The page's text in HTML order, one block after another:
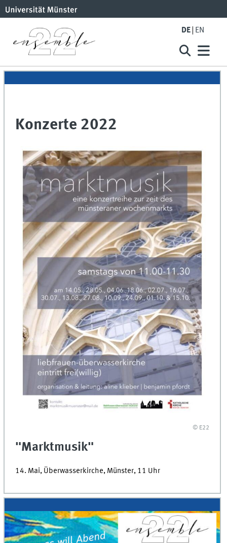
DE EN
Konzerte 2022
© E22
"Marktmusik"
14. Mai, Überwasserkirche, Münster, 11 Uhr